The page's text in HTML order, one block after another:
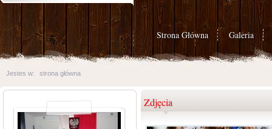
Strona Główna Galeria
Jestes w: strona główna
Zdjęcia